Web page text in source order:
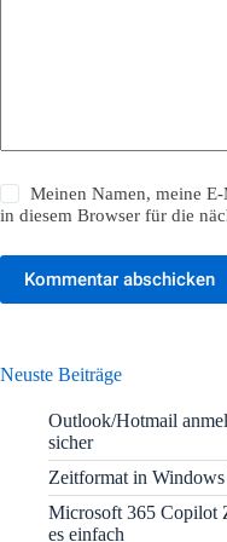
Meinen Namen, meine
in diesem Browser für die
Kommentar abschicken
Neuste Beiträge
Outlook/Hotmail
sicher
Zeitformat in Windows
Microsoft 365 Copilot
es einfach